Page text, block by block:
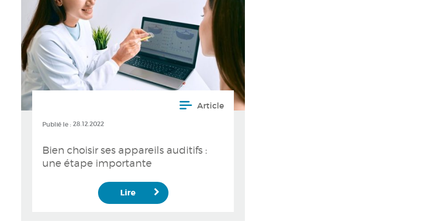
Article
Publié le :28.12.2022
Bien choisir ses appareils auditifs :
une étape importante
Lire